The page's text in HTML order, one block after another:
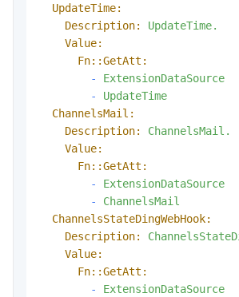
UpdateTime:
Description:
UpdateTime.
Value:
Fn::GetAtt:
-
ExtensionDataSource
-
UpdateTime
ChannelsMail:
Description:
ChannelsMail.
Value:
Fn::GetAtt:
-
ExtensionDataSource
-
ChannelsMail
ChannelsStateDingWebHook:
Description:
Value:
Fn::GetAtt:
-
ExtensionDataSource